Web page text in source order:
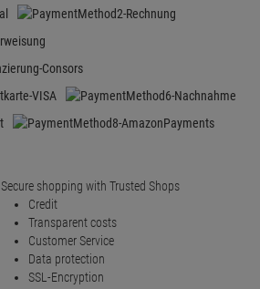
Secure shopping with Trusted Shops
Credit
Transparent costs
Customer Service
Data protection
SSL-Encryption